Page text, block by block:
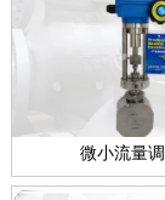
微小流量